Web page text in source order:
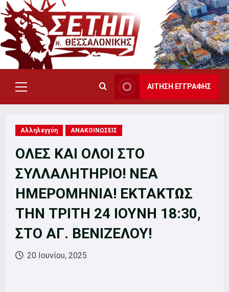
Skip
to
content
Primary
Menu
ΑΙΤΗΣΗ ΕΓΓΡΑΦΗΣ
Αλληλεγγύη ΑΝΑΚΟΙΝΩΣΕΙΣ
ΟΛΕΣ ΚΑΙ ΟΛΟΙ ΣΤΟ
ΣΥΛΛΑΛΗΤΗΡΙΟ! ΝΕΑ
ΗΜΕΡΟΜΗΝΙΑ! ΕΚΤΑΚΤΩΣ
ΤΗΝ ΤΡΙΤΗ 24 ΙΟΥΝΗ 18:30,
ΣΤΟ ΑΓ. ΒΕΝΙΖΕΛΟΥ!
20 Ιουνίου, 2025